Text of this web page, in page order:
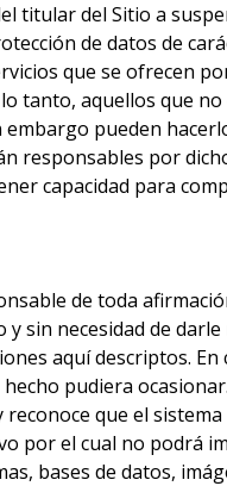
titular del Sitio a
de datos de
que se ofrecen
tanto, aquellos que
embargo pueden
responsables por
capacidad para
de toda
y sin necesidad de
aquí descriptos.
pudiera ocasionar.
reconoce que el
por el cual no podrá
bases de datos,